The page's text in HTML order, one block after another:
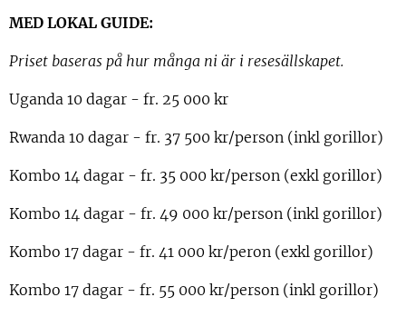
MED LOKAL GUIDE:
Priset baseras på hur många ni är i resesällskapet.
Uganda 10 dagar - fr. 25 000 kr
Rwanda 10 dagar - fr. 37 500 kr/person (inkl gorillor)
Kombo 14 dagar - fr. 35 000 kr/person (exkl gorillor)
Kombo 14 dagar - fr. 49 000 kr/person (inkl gorillor)
Kombo 17 dagar - fr. 41 000 kr/peron (exkl gorillor)
Kombo 17 dagar - fr. 55 000 kr/person (inkl gorillor)